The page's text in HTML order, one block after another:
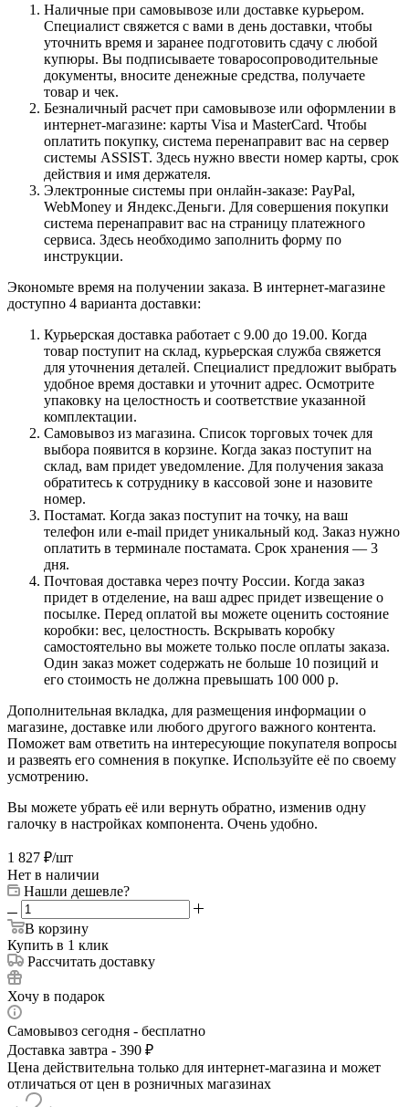
Наличные при самовывозе или доставке курьером.
Специалист свяжется с вами в день доставки, чтобы
уточнить время и заранее подготовить сдачу с любой
купюры. Вы подписываете товаросопроводительные
документы, вносите денежные средства, получаете
товар и чек.
Безналичный расчет при самовывозе или оформлении в
интернет-магазине: карты Visa и MasterCard. Чтобы
оплатить покупку, система перенаправит вас на сервер
системы ASSIST. Здесь нужно ввести номер карты, срок
действия и имя держателя.
Электронные системы при онлайн-заказе: PayPal,
WebMoney и Яндекс.Деньги. Для совершения покупки
система перенаправит вас на страницу платежного
сервиса. Здесь необходимо заполнить форму по
инструкции.
Экономьте время на получении заказа. В интернет-магазине
доступно 4 варианта доставки:
Курьерская доставка работает с 9.00 до 19.00. Когда
товар поступит на склад, курьерская служба свяжется
для уточнения деталей. Специалист предложит выбрать
удобное время доставки и уточнит адрес. Осмотрите
упаковку на целостность и соответствие указанной
комплектации.
Самовывоз из магазина. Список торговых точек для
выбора появится в корзине. Когда заказ поступит на
склад, вам придет уведомление. Для получения заказа
обратитесь к сотруднику в кассовой зоне и назовите
номер.
Постамат. Когда заказ поступит на точку, на ваш
телефон или e-mail придет уникальный код. Заказ нужно
оплатить в терминале постамата. Срок хранения — 3
дня.
Почтовая доставка через почту России. Когда заказ
придет в отделение, на ваш адрес придет извещение о
посылке. Перед оплатой вы можете оценить состояние
коробки: вес, целостность. Вскрывать коробку
самостоятельно вы можете только после оплаты заказа.
Один заказ может содержать не больше 10 позиций и
его стоимость не должна превышать 100 000 р.
Дополнительная вкладка, для размещения информации о
магазине, доставке или любого другого важного контента.
Поможет вам ответить на интересующие покупателя вопросы
и развеять его сомнения в покупке. Используйте её по своему
усмотрению.
Вы можете убрать её или вернуть обратно, изменив одну
галочку в настройках компонента. Очень удобно.
1 827 ₽/шт
Нет в наличии
Нашли дешевле?
В корзину
Купить в 1 клик
Рассчитать доставку
Хочу в подарок
Самовывоз сегодня - бесплатно
Доставка завтра - 390 ₽
Цена действительна только для интернет-магазина и может
отличаться от цен в розничных магазинах